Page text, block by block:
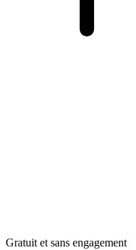
Gratuit et sans engagement